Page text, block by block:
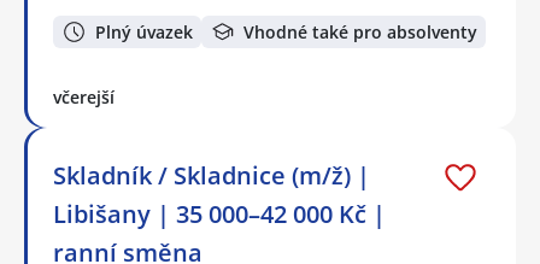
Plný úvazek Vhodné také pro absolventy
včerejší
Skladník / Skladnice (m/ž) |
Libišany | 35 000–42 000 Kč |
ranní směna